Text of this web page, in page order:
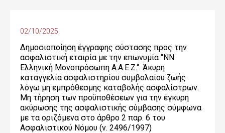
02/10/2025
Δημοσιοποίηση έγγραφης σύστασης προς την
ασφαλιστική εταιρία με την επωνυμία “NN
Ελληνική Μονοπρόσωπη Α.Α.Ε.Ζ.“: Άκυρη
καταγγελία ασφαλιστηρίου συμβολαίου ζωής
λόγω μη εμπρόθεσμης καταβολής ασφαλίστρων.
Μη τήρηση των προϋποθέσεων για την έγκυρη
ακύρωσης της ασφαλιστικής σύμβασης σύμφωνα
με τα οριζόμενα στο άρθρο 2 παρ. 6 του
Ασφαλιστικού Νόμου (ν. 2496/1997)